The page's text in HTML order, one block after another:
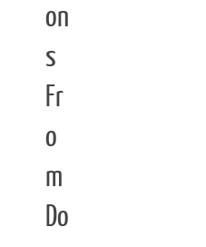
on
s
Fr
o
m
Do